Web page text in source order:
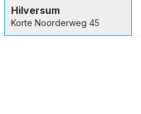
Hilversum
Korte Noorderweg 45